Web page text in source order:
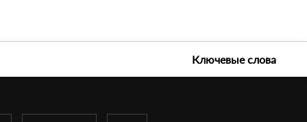
Ключевые слова